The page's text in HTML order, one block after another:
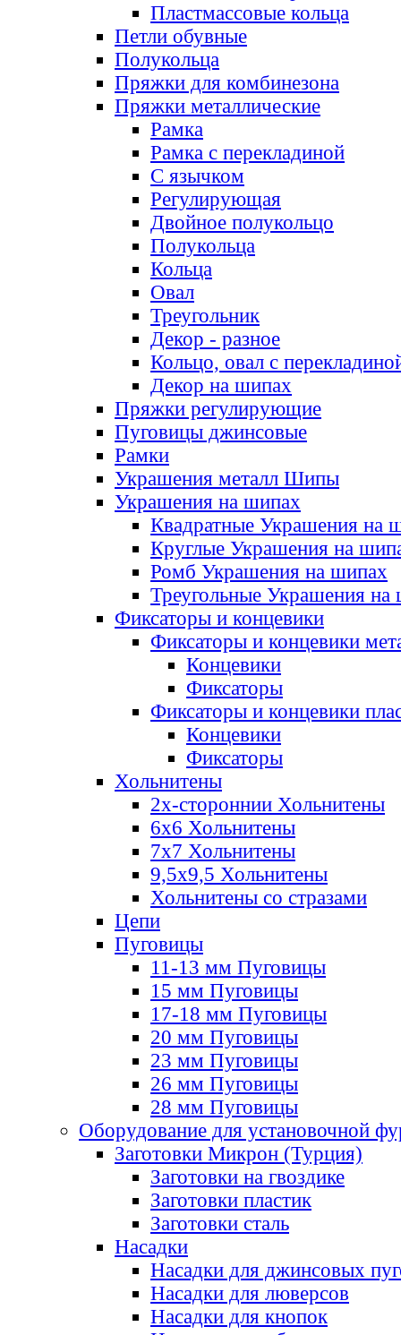
Пластмассовые кольца
Петли обувные
Полукольца
Пряжки для комбинезона
Пряжки металлические
Рамка
Рамка с перекладиной
С язычком
Регулирующая
Двойное полукольцо
Полукольца
Кольца
Овал
Треугольник
Декор - разное
Кольцо, овал с
Декор на шипах
Пряжки регулирующие
Пуговицы джинсовые
Рамки
Украшения металл Шипы
Украшения на шипах
Квадратные Украшения на
Круглые Украшения на
Ромб Украшения на шипах
Треугольные Украшения на
Фиксаторы и концевики
Фиксаторы и концевики
Концевики
Фиксаторы
Фиксаторы и концевики
Концевики
Фиксаторы
Хольнитены
2х-стороннии Хольнитены
6х6 Хольнитены
7х7 Хольнитены
9,5х9,5 Хольнитены
Хольнитены со стразами
Цепи
Пуговицы
11-13 мм Пуговицы
15 мм Пуговицы
17-18 мм Пуговицы
20 мм Пуговицы
23 мм Пуговицы
26 мм Пуговицы
28 мм Пуговицы
Оборудование для установочной
Заготовки Микрон (Турция)
Заготовки на гвоздике
Заготовки пластик
Заготовки сталь
Насадки
Насадки для джинсовых
Насадки для люверсов
Насадки для кнопок